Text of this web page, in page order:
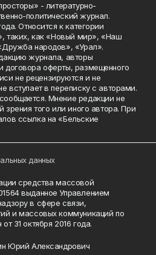
- литературно-
политический журнал.
Относится к категории
таких, как «Новый мир», «Наш
народов», «Урал».
журнала, авторы
договора оферты, размещенного
не рецензируются и не
вступает в переписку с авторами.
Мнение редакции не
зрения того или иного автора. При
ссылка на «Бельские
данных
средства массовой
выданное Управлением
в сфере связи,
и массовых коммуникаций по
31 октября 2016 года.
Юрий Александрович